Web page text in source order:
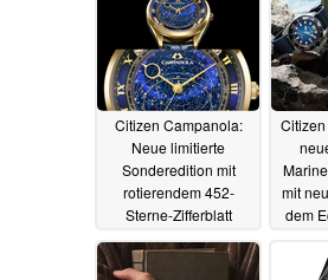
Citizen Campanola:
Neue limitierte
Sonderedition mit
rotierendem 452-
Sterne-Zifferblatt
01.07.2026
mit
dem